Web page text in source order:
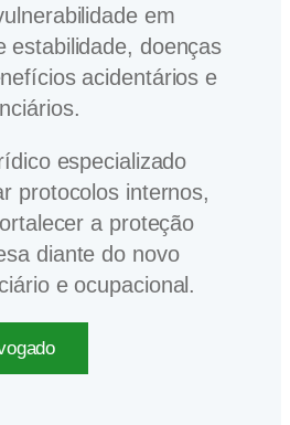
em
estabilidade, doenças
acidentários e
especializado
protocolos internos,
a proteção
diante do novo
e ocupacional.